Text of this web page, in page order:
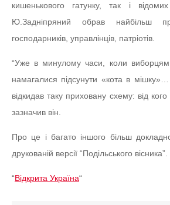
кишенькового гатунку, так і відомих
Ю.Задніпряний обрав найбільш
господарників, управлінців, патріотів.
“Уже в минулому часи, коли виборцям
намагалися підсунути «кота в
відкидав таку приховану схему: від
зазначив він.
Про це і багато іншого більш
друкованій версії “Подільського вісника”.
“Відкрита Україна“